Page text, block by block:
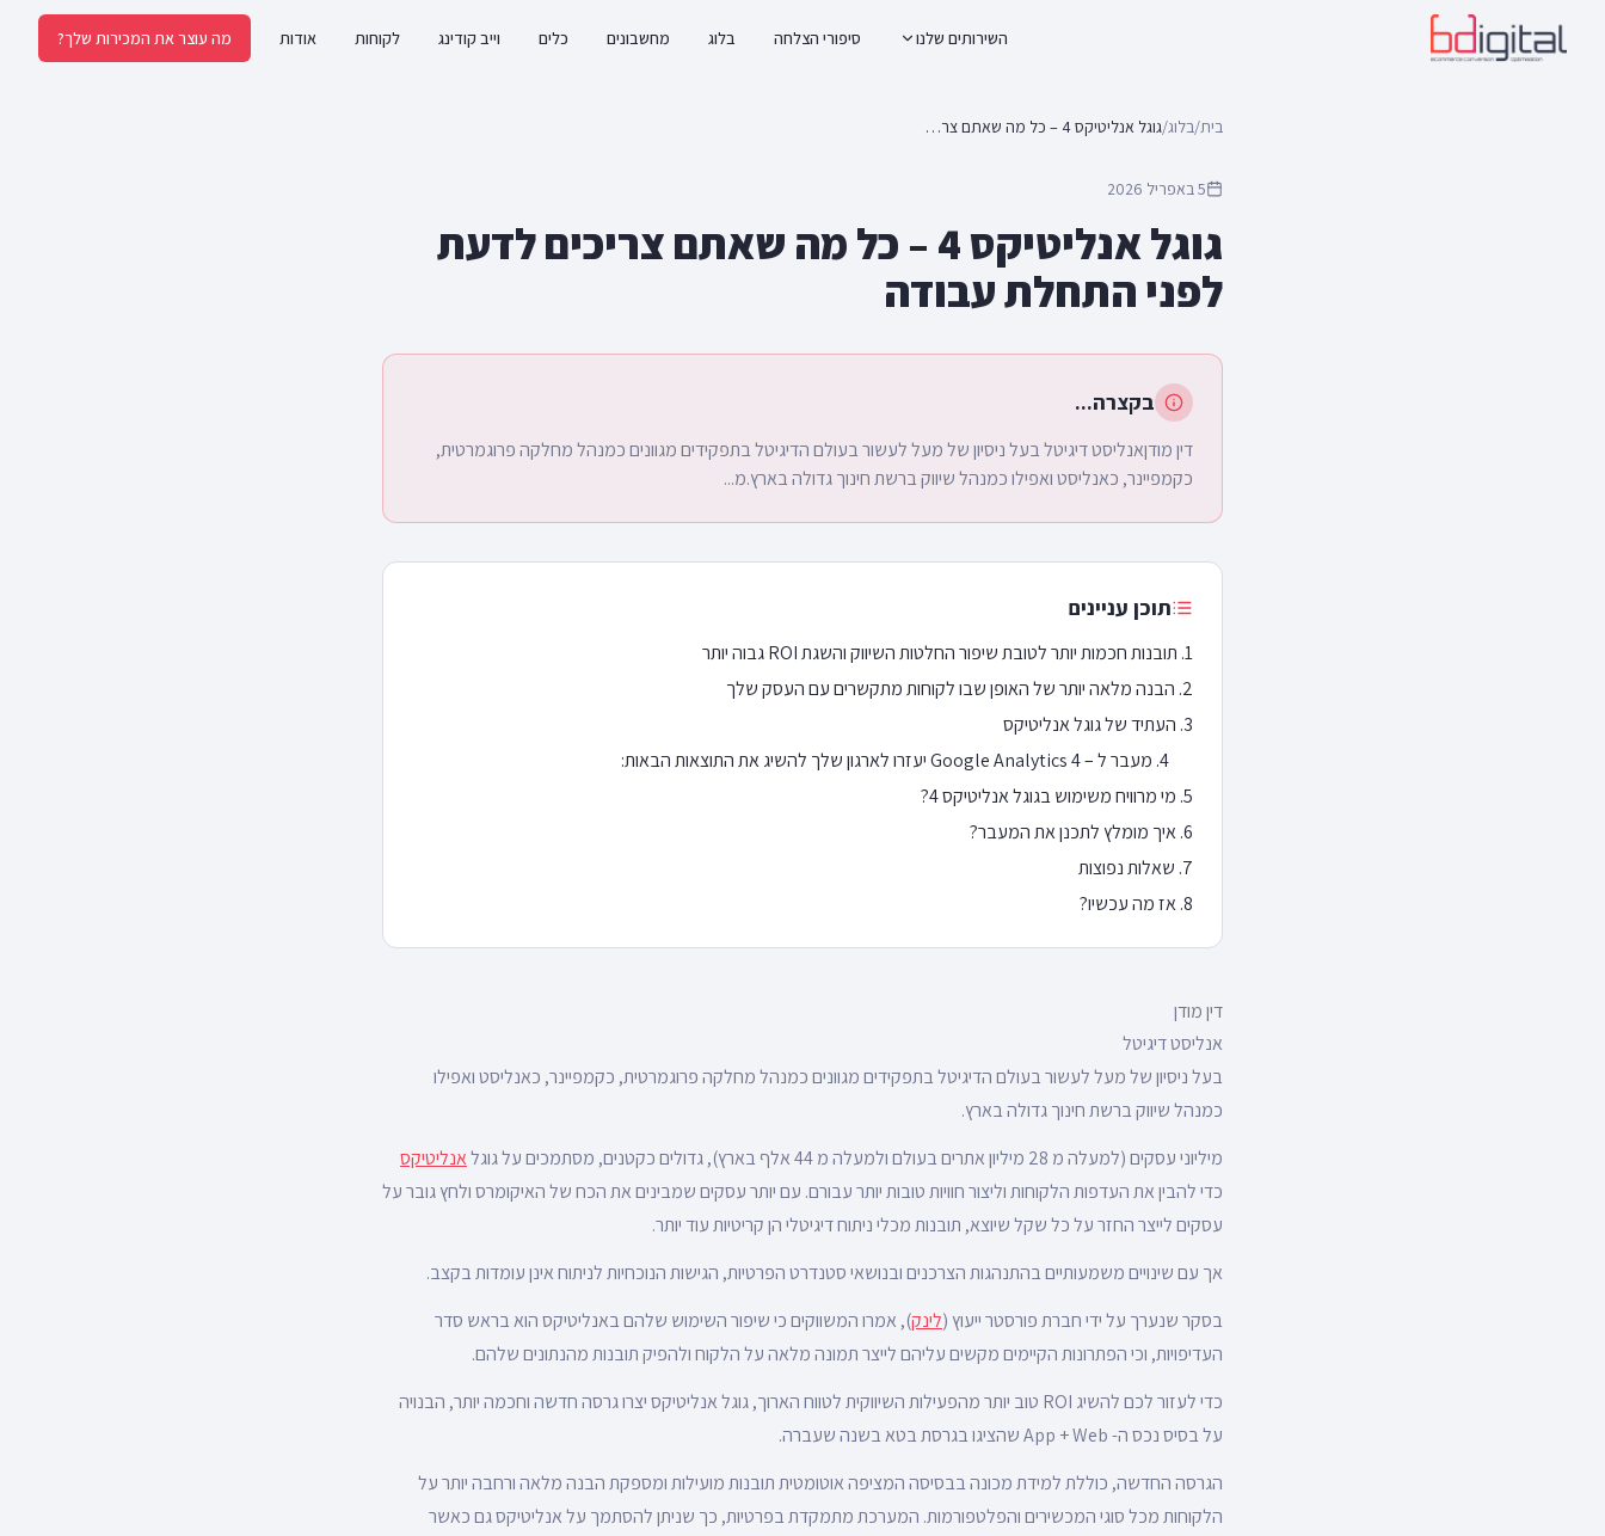
השירותים שלנו סיפורי הצלחה בלוג מחשבונים כלים וייב קודינג לקוחות אודות מה עוצר את המכירות שלך?
בית/בלוג/ גוגל אנליטיקס 4 – כל מה שאתם צריכים לדעת לפני התחלת עבודה
5 באפריל 2026
גוגל אנליטיקס 4 – כל מה שאתם צריכים לדעת
לפני התחלת עבודה
בקצרה...
דין מודןאנליסט דיגיטל בעל ניסיון של מעל לעשור בעולם הדיגיטל בתפקידים מגוונים כמנהל מחלקה פרוגמרטית,
כקמפיינר, כאנליסט ואפילו כמנהל שיווק ברשת חינוך גדולה בארץ.מ...
תוכן עניינים
תובנות חכמות יותר לטובת שיפור החלטות השיווק והשגת ROI גבוה יותר
הבנה מלאה יותר של האופן שבו לקוחות מתקשרים עם העסק שלך
העתיד של גוגל אנליטיקס
מעבר ל – Google Analytics 4 יעזרו לארגון שלך להשיג את התוצאות הבאות:
מי מרוויח משימוש בגוגל אנליטיקס 4?
איך מומלץ לתכנן את המעבר?
שאלות נפוצות
אז מה עכשיו?
דין מודן
אנליסט דיגיטל
בעל ניסיון של מעל לעשור בעולם הדיגיטל בתפקידים מגוונים כמנהל מחלקה פרוגמרטית, כקמפיינר, כאנליסט ואפילו
כמנהל שיווק ברשת חינוך גדולה בארץ.
מיליוני עסקים (למעלה מ 28 מיליון אתרים בעולם ולמעלה מ 44 אלף בארץ), גדולים כקטנים, מסתמכים על גוגל
אנליטיקס
כדי להבין את העדפות הלקוחות וליצור חוויות טובות יותר עבורם. עם יותר עסקים שמבינים את הכח של האיקומרס ולחץ גובר על
עסקים לייצר החזר על כל שקל שיוצא, תובנות מכלי ניתוח דיגיטלי הן קריטיות עוד יותר.
אך עם שינויים משמעותיים בהתנהגות הצרכנים ובנושאי סטנדרט הפרטיות, הגישות הנוכחיות לניתוח אינן עומדות בקצב.
בסקר שנערך על ידי חברת פורסטר ייעוץ (לינק), אמרו המשווקים כי שיפור השימוש שלהם באנליטיקס הוא בראש סדר
העדיפויות, וכי הפתרונות הקיימים מקשים עליהם לייצר תמונה מלאה על הלקוח ולהפיק תובנות מהנתונים שלהם.
כדי לעזור לכם להשיג ROI טוב יותר מהפעילות השיווקית לטווח הארוך, גוגל אנליטיקס יצרו גרסה חדשה וחכמה יותר, הבנויה
על בסיס נכס ה- App + Web שהציגו בגרסת בטא בשנה שעברה.
הגרסה החדשה, כוללת למידת מכונה בבסיסה המציפה אוטומטית תובנות מועילות ומספקת הבנה מלאה ורחבה יותר על
הלקוחות מכל סוגי המכשירים והפלטפורמות. המערכת מתמקדת בפרטיות, כך שניתן להסתמך על אנליטיקס גם כאשר